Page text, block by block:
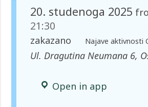
20. studenoga 2025
21:30
zakazano Najave aktivnosti
Ul. Dragutina Neumana 6,
Open in app